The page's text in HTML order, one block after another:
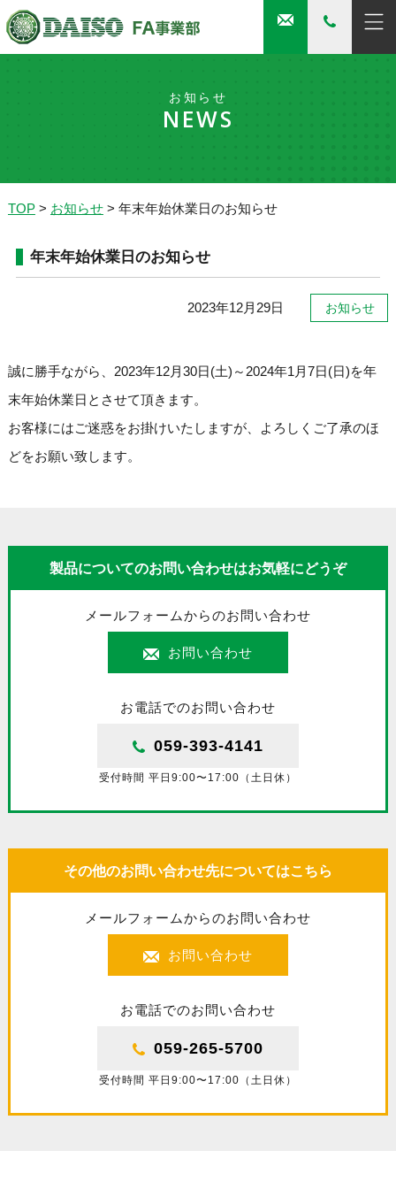
NEWS
お知らせ
TOP> お知らせ> 年末年始休業日のお知らせ
年末年始休業日のお知らせ
2023年12月29日 お知らせ
誠に勝手ながら、2023年12月30日(土)～2024年1月7日(日)を年
末年始休業日とさせて頂きます。
お客様にはご迷惑をお掛けいたしますが、よろしくご了承のほ
どをお願い致します。
製品についてのお問い合わせはお気軽にどうぞ
メールフォームからのお問い合わせ
お問い合わせ
お電話でのお問い合わせ
059-393-4141
受付時間 平日9:00〜17:00（土日休）
その他のお問い合わせ先についてはこちら
メールフォームからのお問い合わせ
お問い合わせ
お電話でのお問い合わせ
059-265-5700
受付時間 平日9:00〜17:00（土日休）